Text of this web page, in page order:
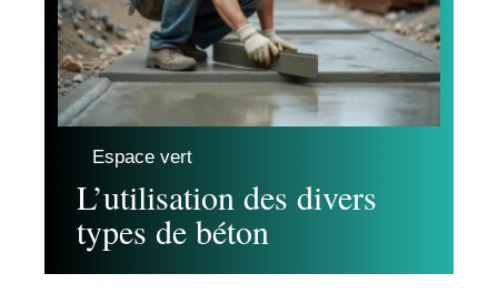
Espace vert
L’utilisation des divers
types de béton